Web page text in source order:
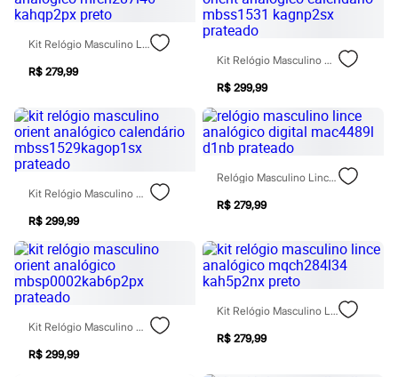
Patrulha Canina
Stitch
Beleza
Kits
Novidades
Cabelos
Condicionador
Escovas e Pentes
Finalizadores
Shampoo
Tratamento
Cuidados com o corpo
Hidratante
Protetor solar
Tratamento
Cuidados com o rosto
Esfoliante
Hidratante
Protetor solar
Tônicos
Maquiagens
Kit Relógio Masculino Lince Analógico Mrch287l46 Kahqp2px Preto
R$ 279,99
Kit Relógio Masculino Orient Analógico Calendário Mbss1531 Kagnp2sx Prateado
R$ 299,99
Kit Relógio Masculino Orient Analógico Calendário Mbss1529kagop1sx Prateado
R$ 299,99
Relógio Masculino Lince Analógico Digital Mac4489l D1nb Prateado
R$ 279,99
Kit Relógio Masculino Orient Analógico Mbsp0002kab6p2px Prateado
R$ 299,99
Kit Relógio Masculino Lince Analógico Mqch284l34 Kah5p2nx Preto
R$ 279,99